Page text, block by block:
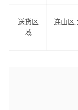
价格优惠，运货
万信物流公司
将为
送货区
域
连山区